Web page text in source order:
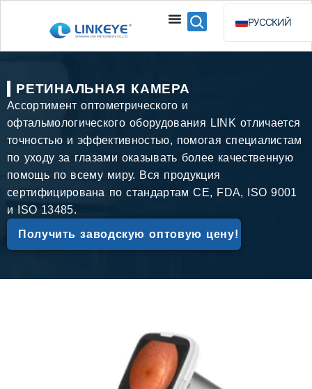
РУССКИЙ
ENGLISH
РЕТИНАЛЬНАЯ КАМЕРА
Ассортимент оптометрического и
офтальмологического оборудования LINK отличается
точностью и эффективностью, помогая специалистам
по уходу за глазами оказывать более качественную
помощь по всему миру. Вся продукция
сертифицирована по стандартам CE, FDA, ISO 9001
и ISO 13485.
Получить заводскую оптовую цену!